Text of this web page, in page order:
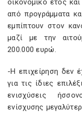
οικονομικό έτος
από προγράμματα
εμπίπτουν στον
μαζί με την
200.000 ευρώ.
-Η επιχείρηση δεν
για τις ίδιες
ενισχύσεις
ενίσχυσης